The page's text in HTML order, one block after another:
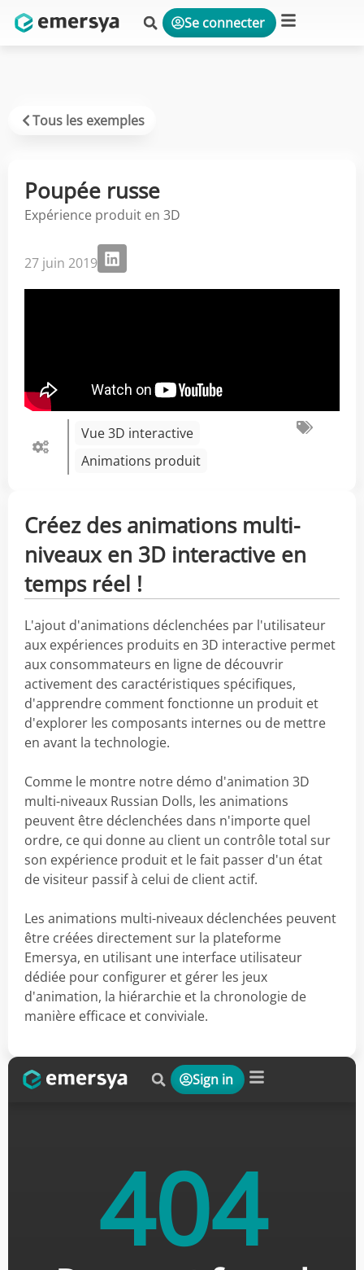
Se connecter
Tous les exemples
Poupée russe
Expérience produit en 3D
27 juin 2019
Vue 3D interactive
Animations produit
Créez des animations multi-
niveaux en 3D interactive en
temps réel !
L'ajout d'animations déclenchées par l'utilisateur
aux expériences produits en 3D interactive permet
aux consommateurs en ligne de découvrir
activement des caractéristiques spécifiques,
d'apprendre comment fonctionne un produit et
d'explorer les composants internes ou de mettre
en avant la technologie.
Comme le montre notre démo d'animation 3D
multi-niveaux Russian Dolls, les animations
peuvent être déclenchées dans n'importe quel
ordre, ce qui donne au client un contrôle total sur
son expérience produit et le fait passer d'un état
de visiteur passif à celui de client actif.
Les animations multi-niveaux déclenchées peuvent
être créées directement sur la plateforme
Emersya, en utilisant une interface utilisateur
dédiée pour configurer et gérer les jeux
d'animation, la hiérarchie et la chronologie de
manière efficace et conviviale.